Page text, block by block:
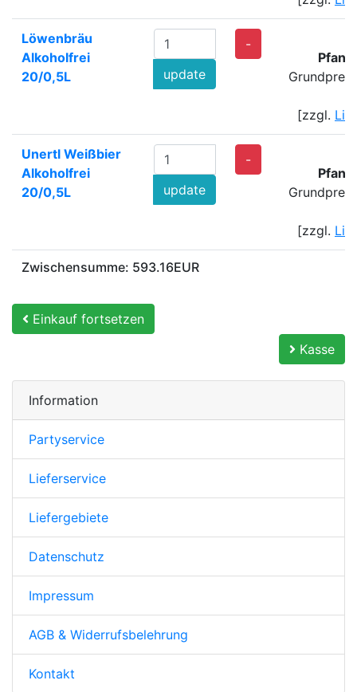
Löwenbräu
Alkoholfrei
20/0,5L
update
-
[zzgl.
Unertl Weißbier
Alkoholfrei
20/0,5L
update
-
[zzgl.
Zwischensumme: 593.16EUR
Einkauf fortsetzen
Kasse
Information
Partyservice
Lieferservice
Liefergebiete
Datenschutz
Impressum
AGB & Widerrufsbelehrung
Kontakt